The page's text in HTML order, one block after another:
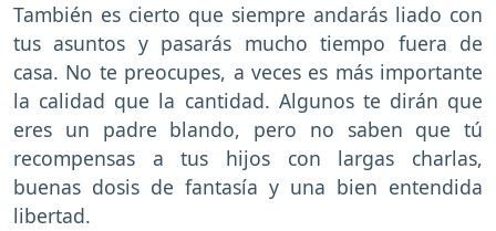
También es cierto que siempre andarás liado con
tus asuntos y pasarás mucho tiempo fuera de
casa. No te preocupes, a veces es más importante
la calidad que la cantidad. Algunos te dirán que
eres un padre blando, pero no saben que tú
recompensas a tus hijos con largas charlas,
buenas dosis de fantasía y una bien entendida
libertad.